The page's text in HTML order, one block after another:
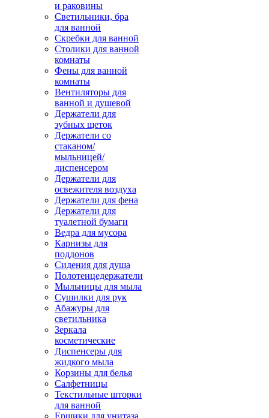
и раковины
Светильники, бра
для ванной
Скребки для ванной
Столики для ванной
комнаты
Фены для ванной
комнаты
Вентиляторы для
ванной и душевой
Держатели для
зубных щеток
Держатели со
стаканом/
мыльницей/
диспенсером
Держатели для
освежителя воздуха
Держатели для фена
Держатели для
туалетной бумаги
Ведра для мусора
Карнизы для
поддонов
Сидения для душа
Полотенцедержатели
Мыльницы для мыла
Сушилки для рук
Абажуры для
светильника
Зеркала
косметические
Диспенсеры для
жидкого мыла
Корзины для белья
Салфетницы
Текстильные шторки
для ванной
Ершики для унитаза